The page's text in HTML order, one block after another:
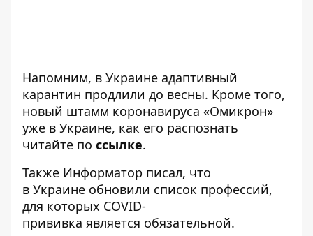
Напомним, в Украине адаптивный
карантин продлили до весны. Кроме того,
новый штамм коронавируса «Омикрон»
уже в Украине, как его распознать
читайте по ссылке.
Также Информатор писал, что
в Украине обновили список профессий,
для которых COVID-
прививка является обязательной.